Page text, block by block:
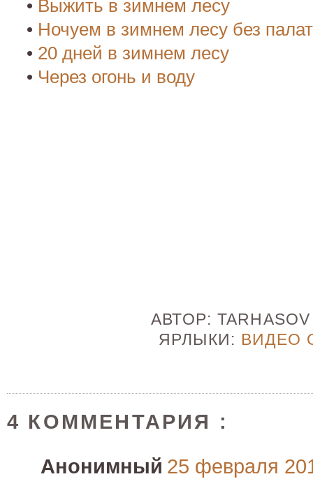
• Выжить в зимнем лесу
• Ночуем в зимнем лесу без
• 20 дней в зимнем лесу
• Через огонь и воду
АВТОР:
ЯРЛЫКИ: ВИДЕО
4 КОММЕНТАРИЯ :
Анонимный 25 февраля